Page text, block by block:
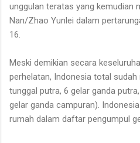
unggulan teratas yang kemudian
Nan/Zhao Yunlei dalam
16.
Meski demikian secara
perhelatan, Indonesia total sudah
tunggal putra, 6 gelar ganda
gelar ganda campuran).
rumah dalam daftar pengumpul